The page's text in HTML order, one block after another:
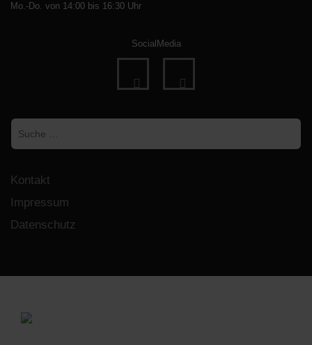
Mo.-Do. von 14:00 bis 16:30 Uhr
SocialMedia
fa-
fa-
Suchen
Kontakt
Impressum
Datenschutz